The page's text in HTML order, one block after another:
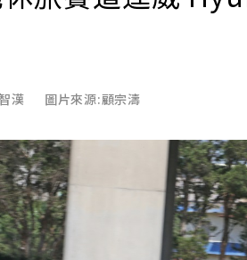
漢 圖片來源:顧宗濤